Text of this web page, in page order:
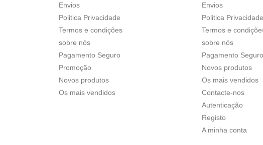
Envios
Politica Privacidade
Termos e condições
sobre nós
Pagamento Seguro
Promoção
Novos produtos
Os mais vendidos
Envios
Politica Privacidade
Termos e
sobre nós
Pagamento Seguro
Novos produtos
Os mais vendidos
Contacte-nos
Autenticação
Registo
A minha conta